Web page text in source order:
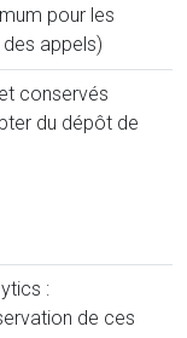
pour les
appels)
conservés
du dépôt de
:
de ces